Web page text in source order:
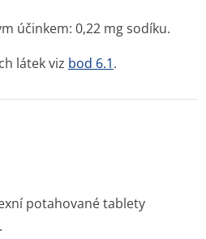
účinkem: 0,22 mg sodíku.
látek viz bod 6.1.
potahované tablety